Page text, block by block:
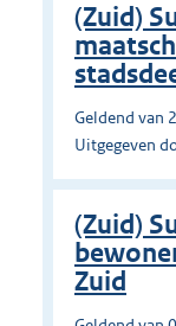
(Zuid)
Geldend van
Uitgegeven
(Zuid)
Zuid